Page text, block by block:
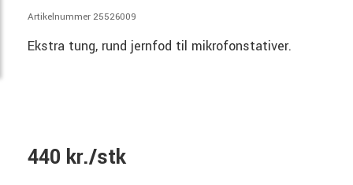
Artikelnummer 25526009
Ekstra tung, rund jernfod til mikrofonstativer.
440 kr./stk